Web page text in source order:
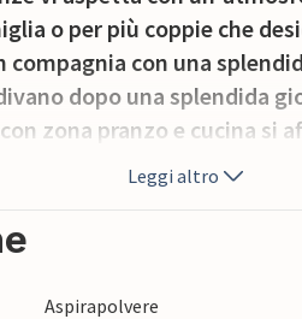
o per più coppie che
compagnia con una
dopo una splendida
zona pranzo e cucina si
mobili da giardino,
sguardo vaghi sull'acqua
Leggi altro
Aspirapolvere